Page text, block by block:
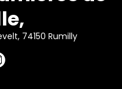
74150 Rumilly